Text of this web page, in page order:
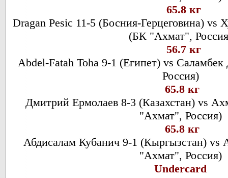
65.8 кг
Dragan Pesic 11-5 (Босния-Герцеговина)
(БК "Ахмат",
56.7 кг
Abdel-Fatah Toha 9-1 (Египет) vs
Россия)
65.8 кг
Дмитрий Ермолаев 8-3 (Казахстан) vs
"Ахмат", Россия)
65.8 кг
Абдисалам Кубанич 9-1 (Кыргызстан) vs
"Ахмат", Россия)
Undercard